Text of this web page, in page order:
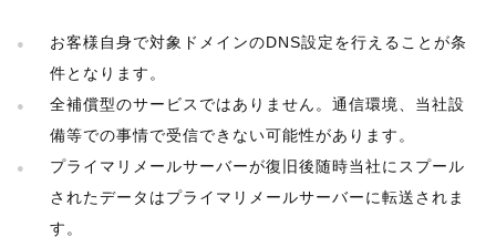
お客様自身で対象ドメインのDNS設定を行えることが条
件となります。
全補償型のサービスではありません。通信環境、当社設
備等での事情で受信できない可能性があります。
プライマリメールサーバーが復旧後随時当社にスプール
されたデータはプライマリメールサーバーに転送されま
す。